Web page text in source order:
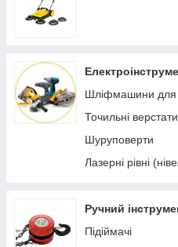
Шліфмашини для
Точильні верстати
Шуруповерти
Лазерні рівні
Ручний
Підіймачі